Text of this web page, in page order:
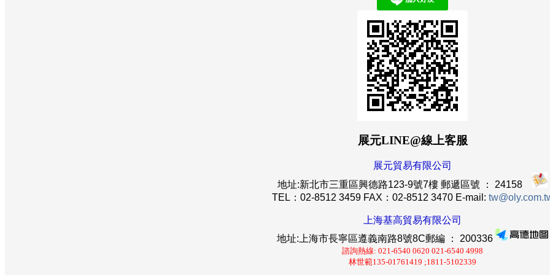
展元LINE@線上客服
展元貿易有限公司
地址:新北市三重區興德路123-9號7樓 郵遞區號 ： 24158
TEL：02-8512 3459 FAX：02-8512 3470 E-mail:
上海基高貿易有限公司
地址:上海市長寧區遵義南路8號8C郵編 ： 200336
諮詢熱線: 021-6540 0620 021-6540 4998
林世範135-01761419 ;1811-5102339